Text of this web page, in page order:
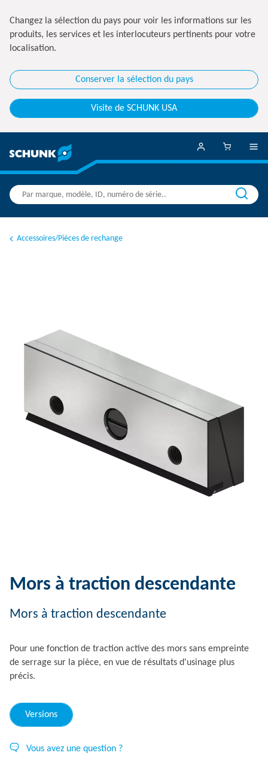
Changez la sélection du pays pour voir les informations sur les
produits, les services et les interlocuteurs pertinents pour votre
localisation.
Conserver la sélection du pays
Visite de SCHUNK USA
Accessoires/Pièces de rechange
Mors à traction descendante
Mors à traction descendante
Pour une fonction de traction active des mors sans empreinte
de serrage sur la pièce, en vue de résultats d'usinage plus
précis.
Versions
Vous avez une question ?